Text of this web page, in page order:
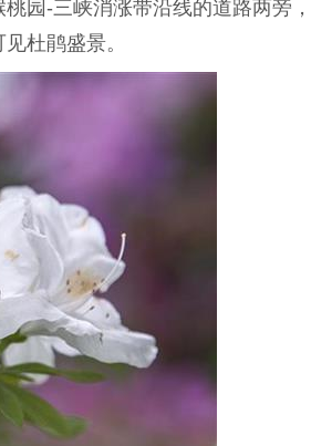
园-三峡消涨带沿线的道路两旁，
杜鹃盛景。